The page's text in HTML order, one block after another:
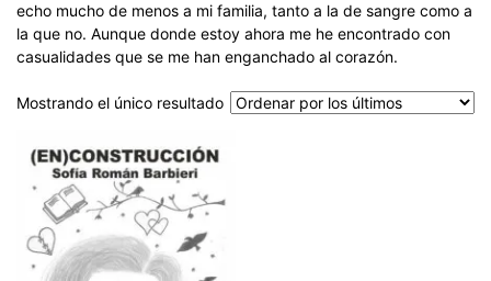
echo mucho de menos a mi familia, tanto a la de sangre como a
la que no. Aunque donde estoy ahora me he encontrado con
casualidades que se me han enganchado al corazón.
Mostrando el único resultado